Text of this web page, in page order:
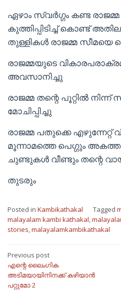
ഏഴാം സ്വർഗ്ഗം കണ്ട
കുത്തിപ്പിടിച്ച് കൊണ്ട്
തുള്ളികൾ രാജമ്മ സീമയെ
രാജമ്മയുടെ
അവസാനിച്ചു
രാജമ്മ തന്റെ പൂറ്റിൽ
മോചിപ്പിച്ചു
രാജമ്മ പതുക്കെ എഴുന്നേറ്റ്
മൂന്നാമത്തെ പെഗ്ഗും
ചുണ്ടുകൾ വീണ്ടും തന്റെ
തുടരും
Posted in Kambikathakal Tagged
malayalam kambi kathakal,
stories,malayalamkambikathakal
Post
navigation
Previous post
എന്റെ ലൈംഗിക
അടിമയായിനിനക്ക് കഴിയാൻ
പറ്റുമോ 2